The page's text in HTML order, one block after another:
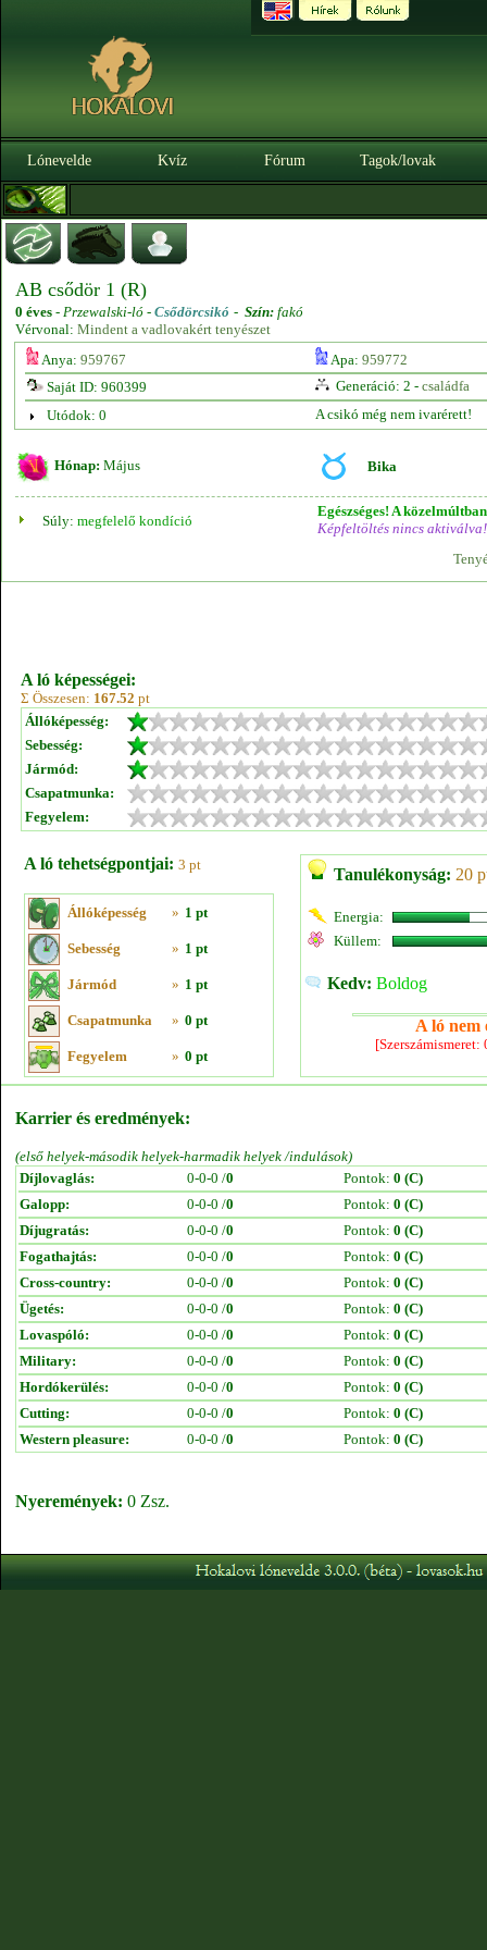
Lónevelde Kvíz Fórum Tagok/lovak
AB csődör 1 (R)
0 éves - Przewalski-ló - Csődörcsikó - Szín: fakó
Vérvonal: Mindent a vadlovakért tenyészet
Anya: 959767 Apa: 959772
Saját ID: 960399
Generáció: 2 - családfa
Utódok: 0
A csikó még nem ivarérett!
Hónap: Május Bika
Súly: megfelelő kondíció
Egészséges! A
Képfeltöltés nincs aktiválva!
A ló képességei:
Σ Összesen: 167.52 pt
Állóképesség:
Sebesség:
Jármód:
Csapatmunka:
Fegyelem:
A ló tehetségpontjai: 3 pt
Állóképesség » 1 pt
Sebesség » 1 pt
Jármód » 1 pt
Csapatmunka » 0 pt
Fegyelem » 0 pt
Tanulékonyság: 20
Energia:
Küllem:
Kedv: Boldog
A ló nem
Karrier és eredmények:
(első helyek-második helyek-harmadik helyek /indulások)
Díjlovaglás:
0-0-0 /0 Pontok: 0 (C)
Galopp:
0-0-0 /0 Pontok: 0 (C)
Díjugratás:
0-0-0 /0 Pontok: 0 (C)
Fogathajtás:
0-0-0 /0 Pontok: 0 (C)
Cross-country:
0-0-0 /0 Pontok: 0 (C)
Ügetés:
0-0-0 /0 Pontok: 0 (C)
Lovaspóló:
0-0-0 /0 Pontok: 0 (C)
Military:
0-0-0 /0 Pontok: 0 (C)
Hordókerülés:
0-0-0 /0 Pontok: 0 (C)
Cutting:
0-0-0 /0 Pontok: 0 (C)
Western pleasure:
0-0-0 /0 Pontok: 0 (C)
Nyeremények: 0 Zsz.